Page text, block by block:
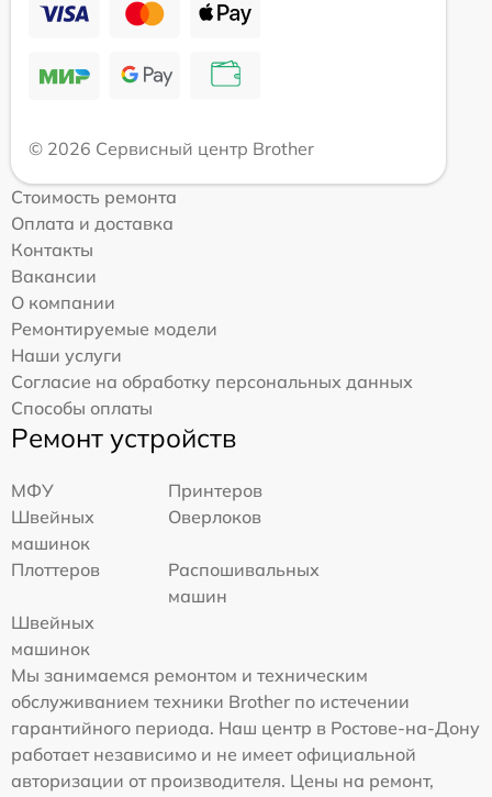
© 2026 Сервисный центр Brother
Стоимость ремонта
Оплата и доставка
Контакты
Вакансии
О компании
Ремонтируемые модели
Наши услуги
Согласие на обработку персональных данных
Способы оплаты
Ремонт устройств
МФУ
Принтеров
Швейных
машинок
Оверлоков
Плоттеров
Распошивальных
машин
Швейных
машинок
Мы занимаемся ремонтом и техническим
обслуживанием техники Brother по истечении
гарантийного периода. Наш центр в Ростове-на-Дону
работает независимо и не имеет официальной
авторизации от производителя. Цены на ремонт,